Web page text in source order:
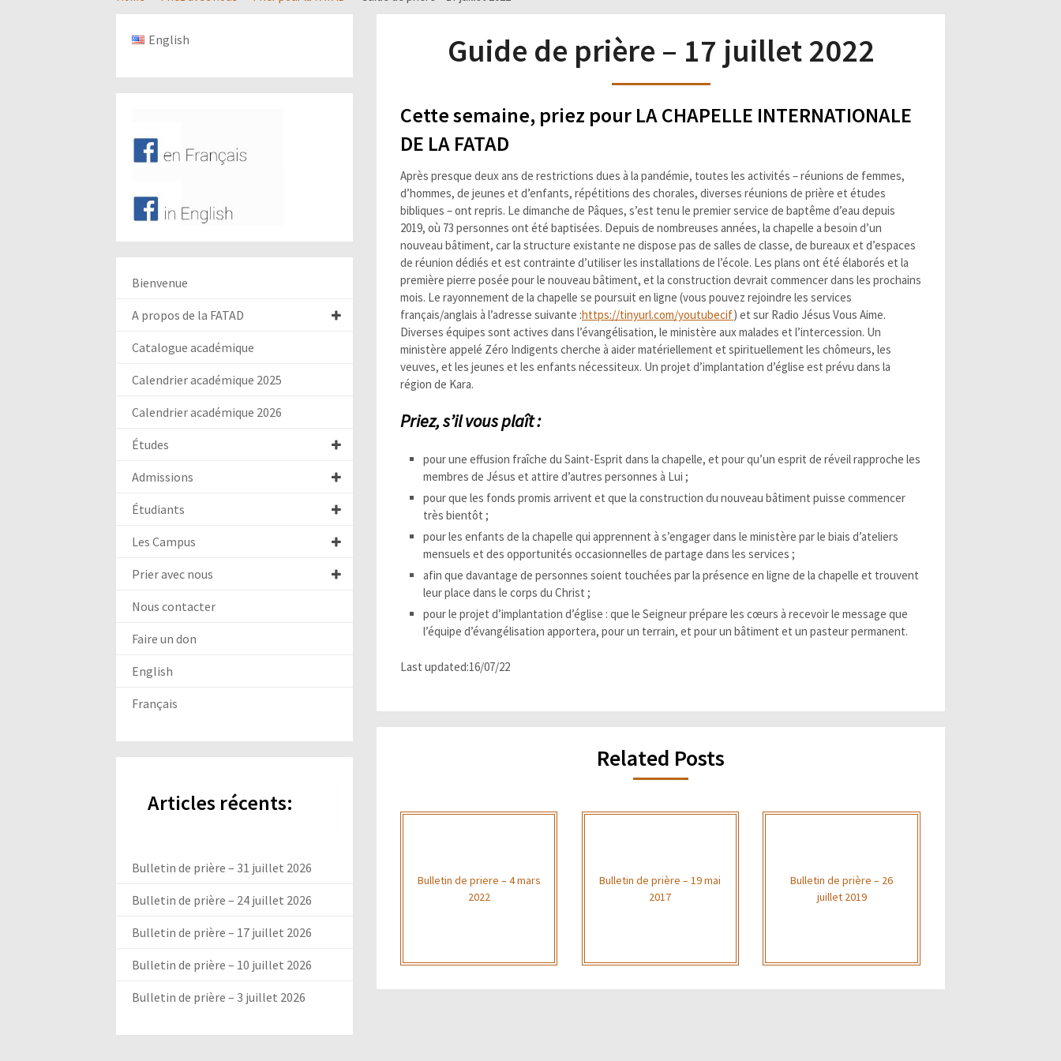
Guide de prière – 17 juillet 2022
Cette semaine, priez pour LA CHAPELLE INTERNATIONALE
DE LA FATAD
Après presque deux ans de restrictions dues à la pandémie, toutes les activités – réunions de femmes,
d’hommes, de jeunes et d’enfants, répétitions des chorales, diverses réunions de prière et études
bibliques – ont repris. Le dimanche de Pâques, s’est tenu le premier service de baptême d’eau depuis
2019, où 73 personnes ont été baptisées. Depuis de nombreuses années, la chapelle a besoin d’un
nouveau bâtiment, car la structure existante ne dispose pas de salles de classe, de bureaux et d’espaces
de réunion dédiés et est contrainte d’utiliser les installations de l’école. Les plans ont été élaborés et la
première pierre posée pour le nouveau bâtiment, et la construction devrait commencer dans les prochains
mois. Le rayonnement de la chapelle se poursuit en ligne (vous pouvez rejoindre les services
français/anglais à l’adresse suivante :https://tinyurl.com/youtubecif) et sur Radio Jésus Vous Aime.
Diverses équipes sont actives dans l’évangélisation, le ministère aux malades et l’intercession. Un
ministère appelé Zéro Indigents cherche à aider matériellement et spirituellement les chômeurs, les
veuves, et les jeunes et les enfants nécessiteux. Un projet d’implantation d’église est prévu dans la
région de Kara.
Priez,s’il vous plaît :
pour une effusion fraîche du Saint-Esprit dans la chapelle, et pour qu’un esprit de réveil rapproche les
membres de Jésus et attire d’autres personnes à Lui ;
pour que les fonds promis arrivent et que la construction du nouveau bâtiment puisse commencer
très bientôt ;
pour les enfants de la chapelle qui apprennent à s’engager dans le ministère par le biais d’ateliers
mensuels et des opportunités occasionnelles de partage dans les services ;
afin que davantage de personnes soient touchées par la présence en ligne de la chapelle et trouvent
leur place dans le corps du Christ ;
pour le projet d’implantation d’église : que le Seigneur prépare les cœurs à recevoir le message que
l’équipe d’évangélisation apportera, pour un terrain, et pour un bâtiment et un pasteur permanent.
Last updated:16/07/22
Related Posts
Bulletin de priere – 4 mars
2022
Bulletin de prière – 19 mai
2017
Bulletin de prière – 26
juillet 2019
English
Bienvenue
A propos de la FATAD
Catalogue académique
Calendrier académique 2025
Calendrier académique 2026
Études
Admissions
Étudiants
Les Campus
Prier avec nous
Nous contacter
Faire un don
English
Français
Articles récents:
Bulletin de prière – 31 juillet 2026
Bulletin de prière – 24 juillet 2026
Bulletin de prière – 17 juillet 2026
Bulletin de prière – 10 juillet 2026
Bulletin de prière – 3 juillet 2026